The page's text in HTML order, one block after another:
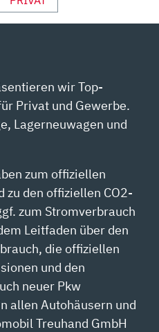
wir Top-
Privat und Gewerbe.
Lagerneuwagen und
zum offiziellen
den offiziellen CO2-
zum Stromverbrauch
Leitfaden über den
die offiziellen
und den
neuer Pkw
allen Autohäusern und
Treuhand GmbH